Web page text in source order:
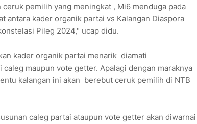
pemilih yang meningkat , Mi6 menduga pada
antara kader organik partai vs Kalangan Diaspora
Pileg 2024," ucap didu.
kader organik partai menarik diamati
maupun vote getter. Apalagi dengan maraknya
kalangan ini akan berebut ceruk pemilih di NTB
caleg partai ataupun vote getter akan diwarnai